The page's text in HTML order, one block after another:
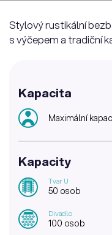
Stylový rustikální
s výčepem a tradiční
Kapacita
Maximální
Kapacity
Tvar U
50 osob
Divadlo
100 osob